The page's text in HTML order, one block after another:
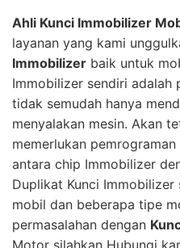
Ahli Kunci Immobilizer
layanan yang kami
Immobilizer baik untuk
Immobilizer sendiri adalah
tidak semudah hanya
menyalakan mesin. Akan
memerlukan
antara chip Immobilizer
Duplikat Kunci
mobil dan beberapa tipe
permasalahan dengan